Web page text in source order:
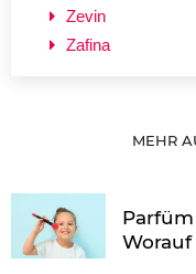
Zevin
Zafina
MEHR